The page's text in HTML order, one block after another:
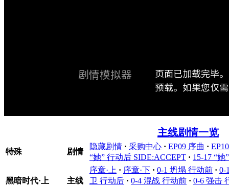
剧情模拟器
页面已加载完毕
预载。如果您仅
主线剧情一览
特殊 剧情
隐藏剧情 · 采购中心 · EP09 序曲 ·
“她” 行动后 SIDE:ACCEPT · 15-17 “她
黑暗时代·上 主线
序章·上 · 序章·下 · 0-1 坍塌 行动前 · 0-
卫 行动后 · 0-4 混战 行动前 · 0-6 强击